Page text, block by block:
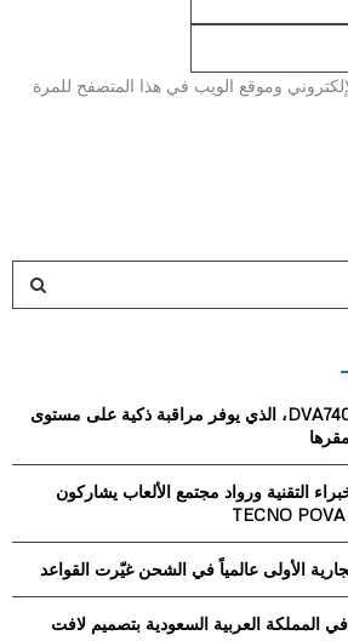
وموقع الويب في هذا المتصفح للمرة
A
H
أطلقت Synology جهاز DVA7400، الذي يوفر مراقبة ذكية على مستوى
التقنية ورواد مجتمع الألعاب يشاركون
الأولى عالمياً في الشحن غيّرت القواعد
أوبو تطلق سلسلة رينو 16 في المملكة العربية السعودية بتصميم لافت